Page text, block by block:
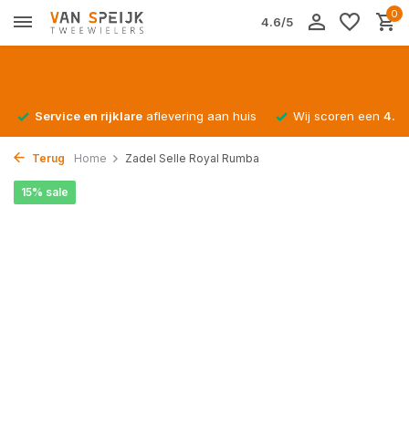
4.6/5
0
Service en rijklare aflevering aan huis Wij scoren een
Terug Home Zadel Selle Royal Rumba
15% sale